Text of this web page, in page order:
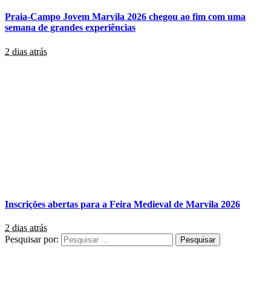
Praia-Campo Jovem Marvila 2026 chegou ao fim com uma
semana de grandes experiências
2 dias atrás
Inscrições abertas para a Feira Medieval de Marvila 2026
2 dias atrás
Pesquisar por: